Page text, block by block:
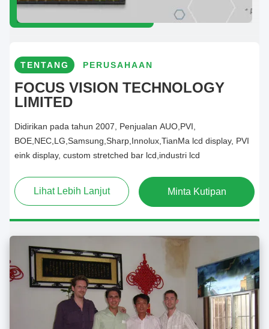
TENTANG PERUSAHAAN
FOCUS VISION TECHNOLOGY
LIMITED
Didirikan pada tahun 2007, Penjualan AUO,PVI,
BOE,NEC,LG,Samsung,Sharp,Innolux,TianMa lcd display, PVI
eink display, custom stretched bar lcd,industri lcd
Lihat Lebih Lanjut Minta Kutipan